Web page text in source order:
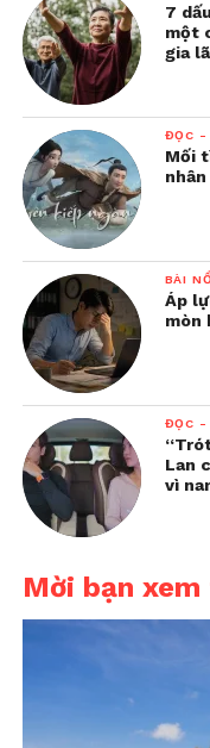
7
một
gia
ĐỌC -
Mối
BÀI
Áp
mòn
ĐỌC -
Lan
vì
Mời bạn xem